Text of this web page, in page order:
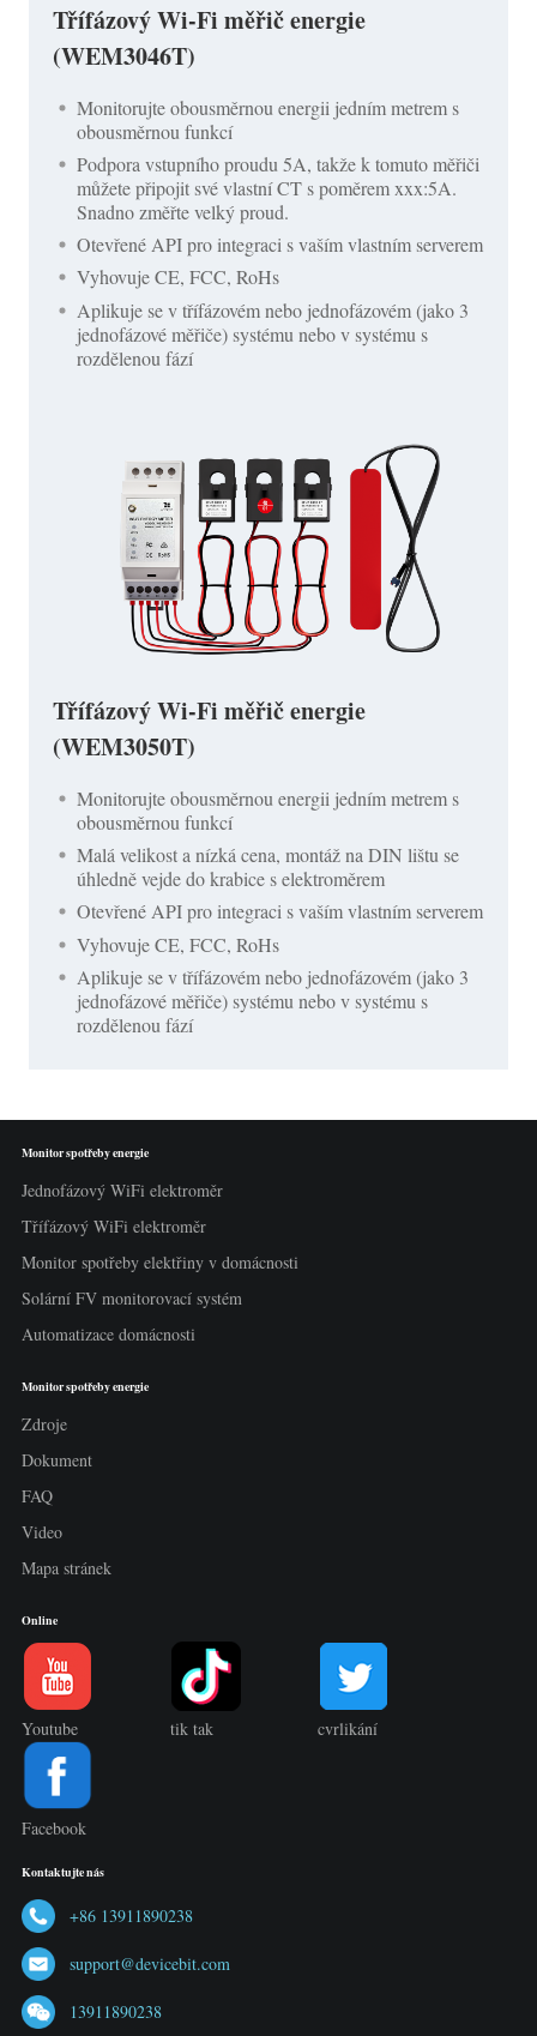
Třífázový Wi-Fi měřič energie
(WEM3046T)
Monitorujte obousměrnou energii jedním metrem s
obousměrnou funkcí
Podpora vstupního proudu 5A, takže k tomuto měřiči
můžete připojit své vlastní CT s poměrem xxx:5A.
Snadno změřte velký proud.
Otevřené API pro integraci s vaším vlastním serverem
Vyhovuje CE, FCC, RoHs
Aplikuje se v třífázovém nebo jednofázovém (jako 3
jednofázové měřiče) systému nebo v systému s
rozdělenou fází
Třífázový Wi-Fi měřič energie
(WEM3050T)
Monitorujte obousměrnou energii jedním metrem s
obousměrnou funkcí
Malá velikost a nízká cena, montáž na DIN lištu se
úhledně vejde do krabice s elektroměrem
Otevřené API pro integraci s vaším vlastním serverem
Vyhovuje CE, FCC, RoHs
Aplikuje se v třífázovém nebo jednofázovém (jako 3
jednofázové měřiče) systému nebo v systému s
rozdělenou fází
Monitor spotřeby energie
Jednofázový WiFi elektroměr
Třífázový WiFi elektroměr
Monitor spotřeby elektřiny v domácnosti
Solární FV monitorovací systém
Automatizace domácnosti
Monitor spotřeby energie
Zdroje
Dokument
FAQ
Video
Mapa stránek
Online
Youtube tik tak cvrlikání
Facebook
Kontaktujte nás
+86 13911890238
support@devicebit.com
13911890238